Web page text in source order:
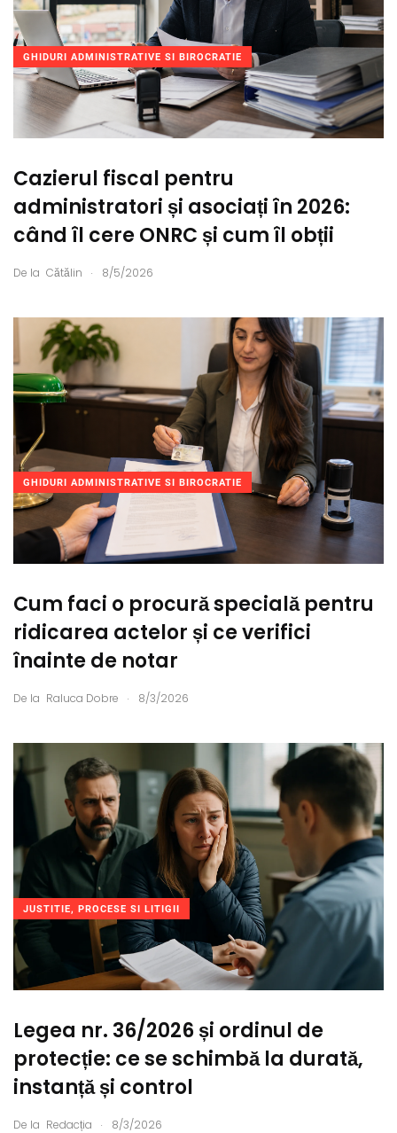
GHIDURI ADMINISTRATIVE SI BIROCRATIE
Cazierul fiscal pentru
administratori și asociați în 2026:
când îl cere ONRC și cum îl obții
De la Cătălin . 8/5/2026
GHIDURI ADMINISTRATIVE SI BIROCRATIE
Cum faci o procură specială pentru
ridicarea actelor și ce verifici
înainte de notar
De la Raluca Dobre . 8/3/2026
JUSTITIE, PROCESE SI LITIGII
Legea nr. 36/2026 și ordinul de
protecție: ce se schimbă la durată,
instanță și control
De la Redacția . 8/3/2026